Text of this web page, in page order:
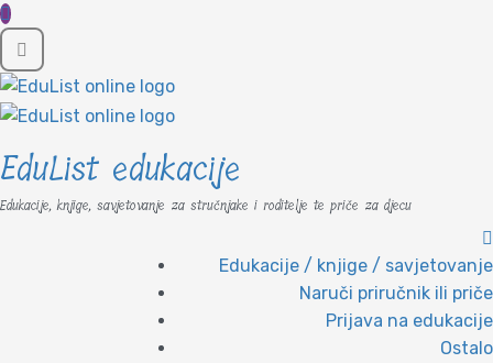
EduList edukacije
Edukacije, knjige, savjetovanje za stručnjake i roditelje te priče za djecu
Edukacije / knjige / savjetovanje
Naruči priručnik ili priče
Prijava na edukacije
Ostalo